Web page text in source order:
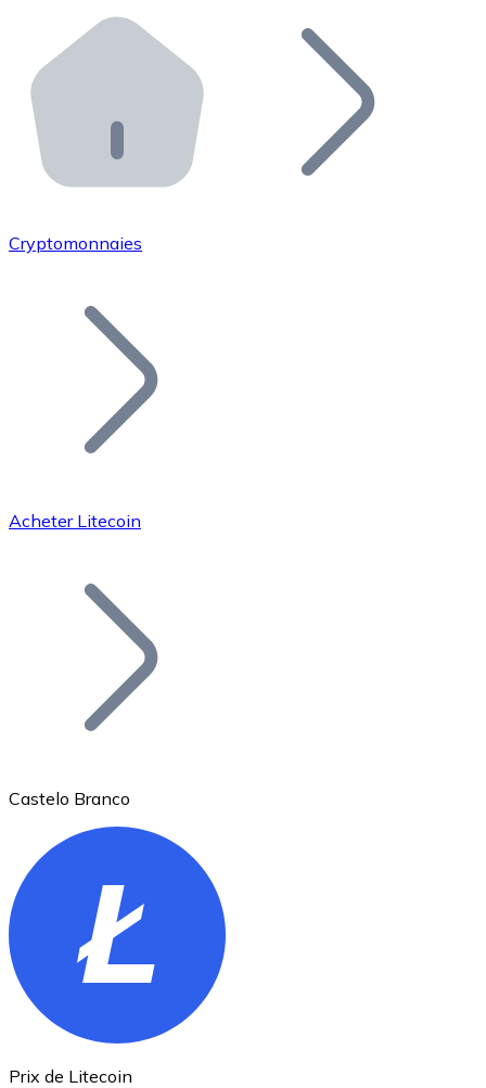
Distributeurs automatiques Bitnovo
Intégrez un ATM Bitnovo dans votre entreprise et
API Bitnovo
Intégrez notre API dans votre écosystème.
Rejoignez notre réseau de distributeurs et
Ajoutez le token de votre projet à notre service
Bitcoin
Ethereum
ETH
Cryptomonnaies
Acheter Litecoin
Castelo Branco
Prix de Litecoin